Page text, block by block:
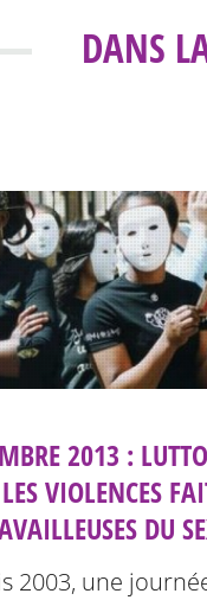
DANS
2013 :
VIOLENCES
DU
2003, une